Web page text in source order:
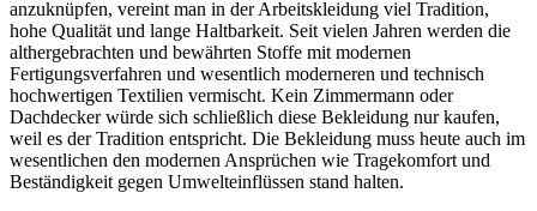
anzuknüpfen, vereint man in der Arbeitskleidung viel Tradition,
hohe Qualität und lange Haltbarkeit. Seit vielen Jahren werden die
althergebrachten und bewährten Stoffe mit modernen
Fertigungsverfahren und wesentlich moderneren und technisch
hochwertigen Textilien vermischt. Kein Zimmermann oder
Dachdecker würde sich schließlich diese Bekleidung nur kaufen,
weil es der Tradition entspricht. Die Bekleidung muss heute auch im
wesentlichen den modernen Ansprüchen wie Tragekomfort und
Beständigkeit gegen Umwelteinflüssen stand halten.